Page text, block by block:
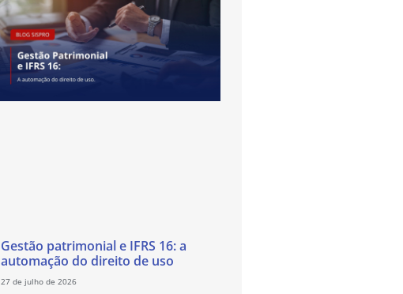
Gestão patrimonial e IFRS 16: a
automação do direito de uso
27 de julho de 2026